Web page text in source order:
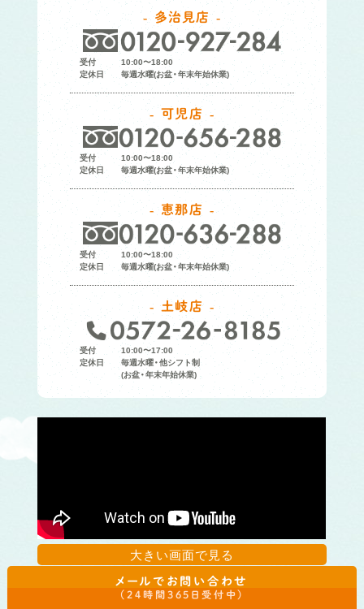
メールでお問い合わせ
（24時間365日受付中）
多治見店
受付
10:00〜18:00
定休日
毎週水曜(お盆・年末年始休業)
可児店
受付
10:00〜18:00
定休日
毎週水曜(お盆・年末年始休業)
恵那店
受付
10:00〜18:00
定休日
毎週水曜(お盆・年末年始休業)
土岐店
受付
10:00〜17:00
定休日
毎週水曜・他シフト制
(お盆・年末年始休業)
大きい画面で見る
サンガーデンについて